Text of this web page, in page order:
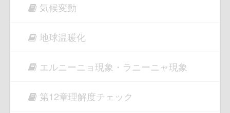
気候変動
地球温暖化
エルニーニョ現象・ラニーニャ現象
第12章理解度チェック